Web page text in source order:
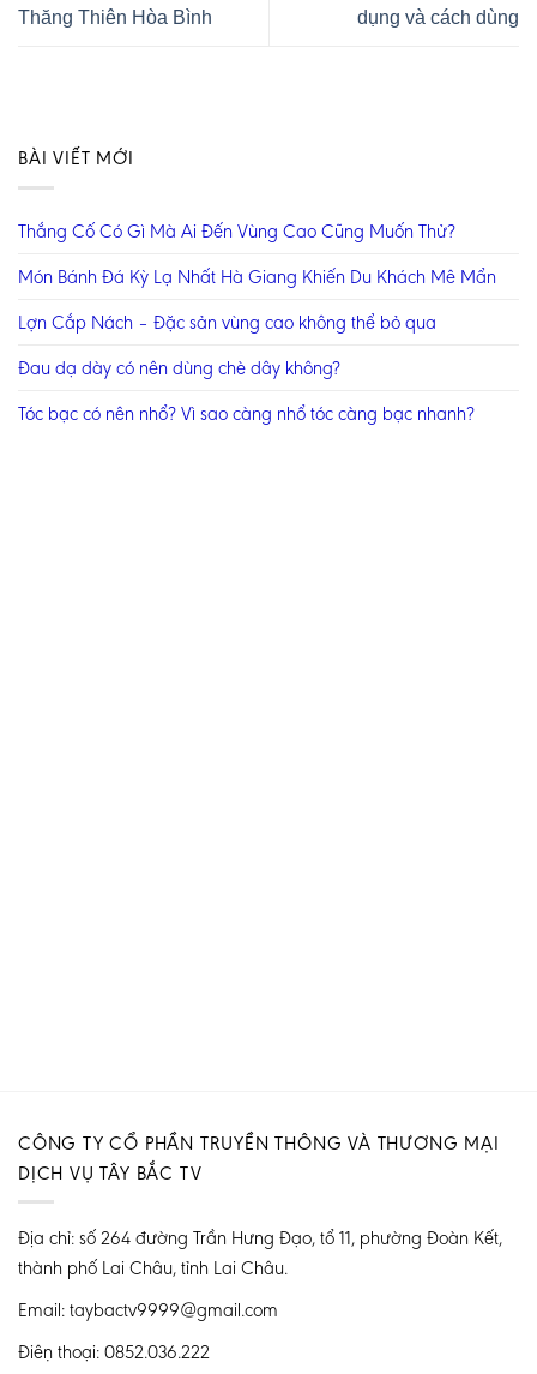
Thăng Thiên Hòa Bình
dụng và cách dùng
BÀI VIẾT MỚI
Thắng Cố Có Gì Mà Ai Đến Vùng Cao Cũng Muốn Thử?
Món Bánh Đá Kỳ Lạ Nhất Hà Giang Khiến Du Khách Mê Mẩn
Lợn Cắp Nách – Đặc sản vùng cao không thể bỏ qua
Đau dạ dày có nên dùng chè dây không?
Tóc bạc có nên nhổ? Vì sao càng nhổ tóc càng bạc nhanh?
CÔNG TY CỔ PHẦN TRUYỀN THÔNG VÀ THƯƠNG MẠI
DỊCH VỤ TÂY BẮC TV
Địa chỉ: số 264 đường Trần Hưng Đạo, tổ 11, phường Đoàn Kết,
thành phố Lai Châu, tỉnh Lai Châu.
Email: taybactv9999@gmail.com
Điện thoại: 0852.036.222